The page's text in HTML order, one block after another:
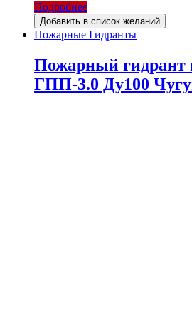
Подробнее
Добавить в список желаний
Пожарные Гидранты
Пожарный гидрант
ГПП-3.0 Ду100